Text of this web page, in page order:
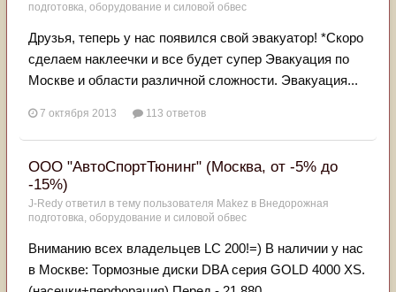
подготовка, оборудование и силовой обвес
Друзья, теперь у нас появился свой эвакуатор! *Скоро
сделаем наклеечки и все будет супер Эвакуация по
Москве и области различной сложности. Эвакуация...
7 октября 2013 113 ответов
ООО "АвтоСпортТюнинг" (Москва, от -5% до
-15%)
J-Redy ответил в тему пользователя Makez в Внедорожная
подготовка, оборудование и силовой обвес
Вниманию всех владельцев LC 200!=) В наличии у нас
в Москве: Тормозные диски DBA серия GOLD 4000 XS.